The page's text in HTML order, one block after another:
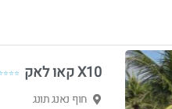
X10 קאו לאק
חוף נאנג תונג